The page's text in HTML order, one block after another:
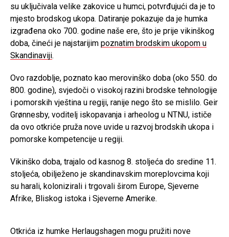
su uključivala velike zakovice u humci, potvrđujući da je to
mjesto brodskog ukopa. Datiranje pokazuje da je humka
izgrađena oko 700. godine naše ere, što je prije vikinškog
doba, čineći je najstarijim poznatim brodskim ukopom u
Skandinaviji.
Ovo razdoblje, poznato kao merovinško doba (oko 550. do
800. godine), svjedoči o visokoj razini brodske tehnologije
i pomorskih vještina u regiji, ranije nego što se mislilo. Geir
Grønnesby, voditelj iskopavanja i arheolog u NTNU, ističe
da ovo otkriće pruža nove uvide u razvoj brodskih ukopa i
pomorske kompetencije u regiji.
Vikinško doba, trajalo od kasnog 8. stoljeća do sredine 11.
stoljeća, obilježeno je skandinavskim moreplovcima koji
su harali, kolonizirali i trgovali širom Europe, Sjeverne
Afrike, Bliskog istoka i Sjeverne Amerike.
Otkrića iz humke Herlaugshagen mogu pružiti nove